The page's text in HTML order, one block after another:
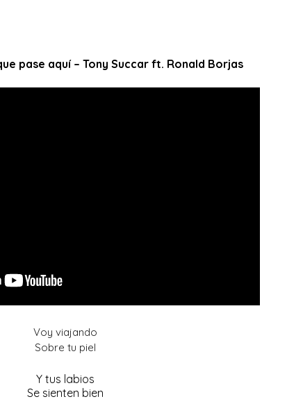
pase aquí – Tony Succar ft. Ronald Borjas
Voy viajando
Sobre tu piel
Y tus labios
Se sienten bien